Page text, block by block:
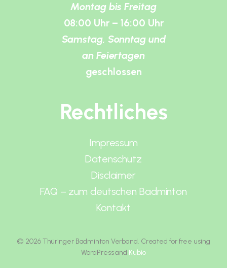
Montag bis Freitag
08:00 Uhr – 16:00 Uhr
Samstag, Sonntag und
an Feiertagen
geschlossen
Rechtliches
Impressum
Datenschutz
Disclaimer
FAQ – zum deutschen Badminton
Kontakt
© 2026 Thüringer Badminton Verband. Created for free using
WordPress and Kubio